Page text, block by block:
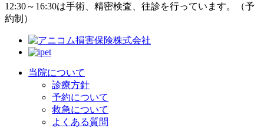
12:30～16:30は手術、精密検査、往診を行っています。（予
約制）
当院について
診療方針
予約について
救急について
よくある質問